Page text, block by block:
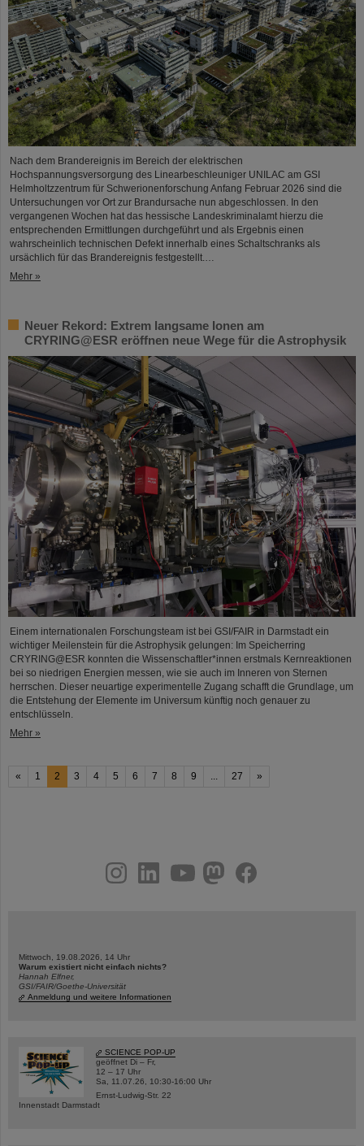
Nach dem Brandereignis im Bereich der elektrischen
Hochspannungsversorgung des Linearbeschleuniger UNILAC am GSI
Helmholtzzentrum für Schwerionenforschung Anfang Februar 2026 sind die
Untersuchungen vor Ort zur Brandursache nun abgeschlossen. In den
vergangenen Wochen hat das hessische Landeskriminalamt hierzu die
entsprechenden Ermittlungen durchgeführt und als Ergebnis einen
wahrscheinlich technischen Defekt innerhalb eines Schaltschranks als
ursächlich für das Brandereignis festgestellt.…
Mehr »
Neuer Rekord: Extrem langsame Ionen am
CRYRING@ESR eröffnen neue Wege für die Astrophysik
Einem internationalen Forschungsteam ist bei GSI/FAIR in Darmstadt ein
wichtiger Meilenstein für die Astrophysik gelungen: Im Speicherring
CRYRING@ESR konnten die Wissenschaftler*innen erstmals Kernreaktionen
bei so niedrigen Energien messen, wie sie auch im Inneren von Sternen
herrschen. Dieser neuartige experimentelle Zugang schafft die Grundlage, um
die Entstehung der Elemente im Universum künftig noch genauer zu
entschlüsseln.
Mehr »
« 1 2 3 4 5 6 7 8 9 ... 27 »
youtubehelmholtz.socialfacebook
Mittwoch, 19.08.2026, 14 Uhr
Warum existiert nicht einfach nichts?
Hannah Elfner,
GSI/FAIR/Goethe-Universität
Anmeldung und weitere Informationen
SCIENCE POP-UP
geöffnet Di – Fr,
12 – 17 Uhr
Sa, 11.07.26, 10:30-16:00 Uhr
Ernst-Ludwig-Str. 22
Innenstadt Darmstadt